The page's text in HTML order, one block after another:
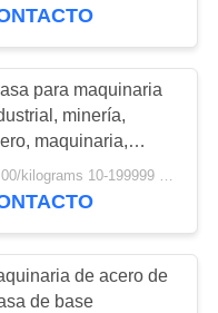
54
para maquinaria
minería,
maquinaria,
de alta
grasa para
$3.00/kilograms 10-199999 kilograms MOQ:10 kilogramos
de acero de
de base